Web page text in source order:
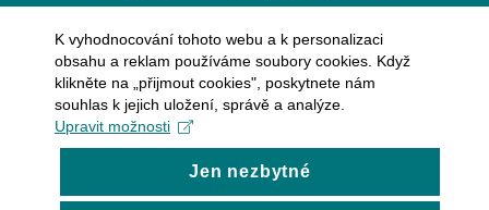
K vyhodnocování tohoto webu a k personalizaci
obsahu a reklam používáme soubory cookies. Když
klikněte na „přijmout cookies", poskytnete nám
souhlas k jejich uložení, správě a analýze.
Upravit možnosti
Jen nezbytné